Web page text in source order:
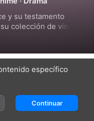
y su testamento
colección de vinos. Si
específico
Continuar